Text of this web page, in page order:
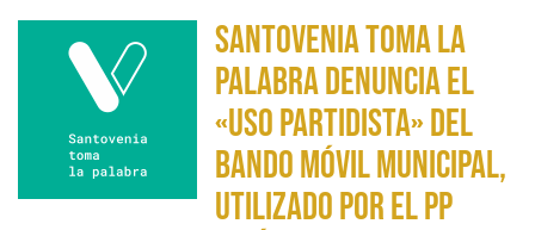
Santovenia Toma la
Palabra denuncia el
«uso partidista» del
Bando Móvil municipal,
utilizado por el PP